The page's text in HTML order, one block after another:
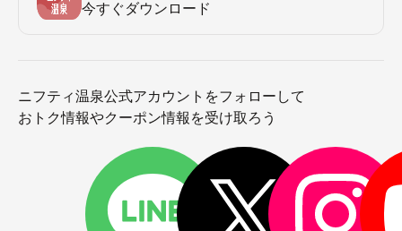
今すぐダウンロード
ニフティ温泉公式アカウントをフォローして
おトク情報やクーポン情報を受け取ろう